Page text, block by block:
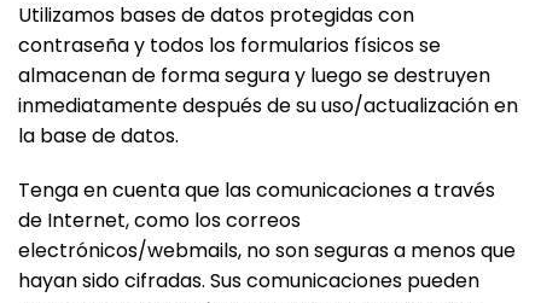
Utilizamos bases de datos protegidas con
contraseña y todos los formularios físicos se
almacenan de forma segura y luego se destruyen
inmediatamente después de su uso/actualización en
la base de datos.
Tenga en cuenta que las comunicaciones a través
de Internet, como los correos
electrónicos/webmails, no son seguras a menos que
hayan sido cifradas. Sus comunicaciones pueden